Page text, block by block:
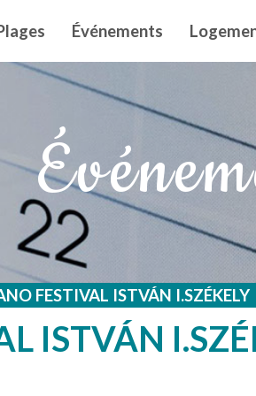
principal
Événements
FESTIVAL ISTVÁN I.SZÉKELY
ISTVÁN